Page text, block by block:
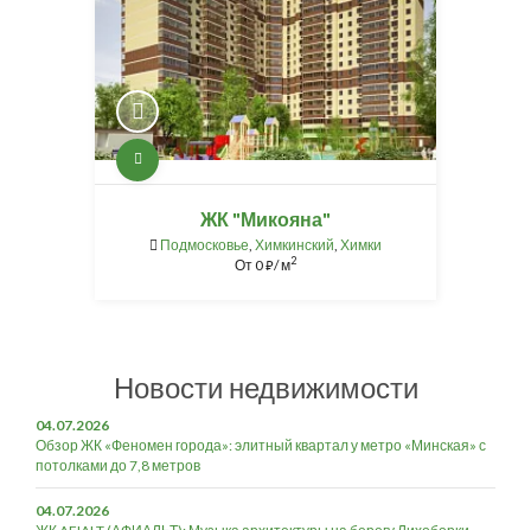
ЖК "Микояна"
Подмосковье Химкинский Химки
От0⃏/ м2
Новости недвижимости
04.07.2026
Обзор ЖК «Феномен города»: элитный квартал у метро «Минская» с
потолками до 7,8 метров
04.07.2026